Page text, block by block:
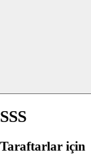
SSS
Taraftarlar için